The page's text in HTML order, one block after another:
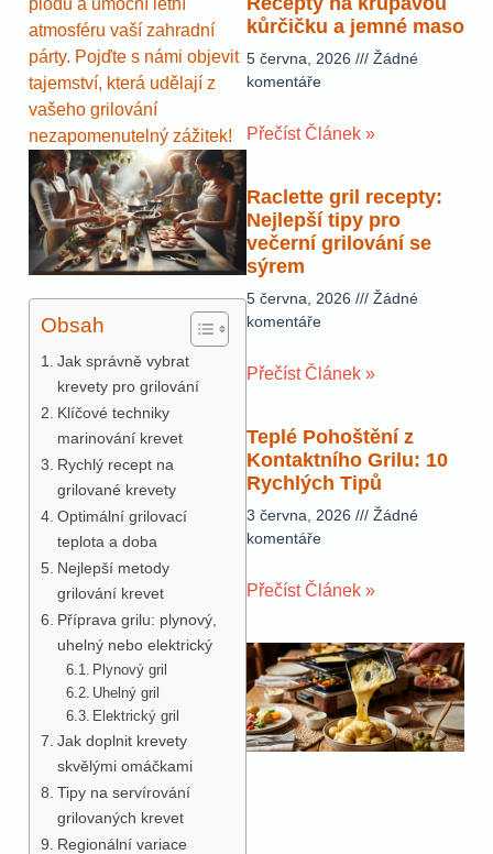
plodů a umocní letní
atmosféru vaší zahradní
párty. Pojďte s námi objevit
tajemství, která udělají z
vašeho grilování
nezapomenutelný zážitek!
Obsah
Jak správně vybrat
krevety pro grilování
Klíčové techniky
marinování krevet
Rychlý recept na
grilované krevety
Optimální grilovací
teplota a doba
Nejlepší metody
grilování krevet
Příprava grilu: plynový,
uhelný nebo elektrický
Plynový gril
Uhelný gril
Elektrický gril
Jak doplnit krevety
skvělými omáčkami
Tipy na servírování
grilovaných krevet
Regionální variace
kůrčičku a jemné maso
5 června, 2026
Žádné
komentáře
Přečíst Článek »
Raclette gril recepty:
Nejlepší tipy pro
večerní grilování se
sýrem
5 června, 2026
Žádné
komentáře
Přečíst Článek »
Teplé Pohoštění z
Kontaktního Grilu: 10
Rychlých Tipů
3 června, 2026
Žádné
komentáře
Přečíst Článek »